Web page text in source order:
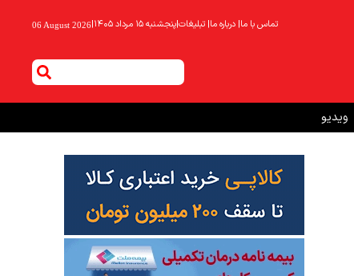
تماس با ما| درباره ما| تبلیغات|پنجشنبه ۱۵ مرداد ۱۴۰۵ |
06 August 2026
ویدیو